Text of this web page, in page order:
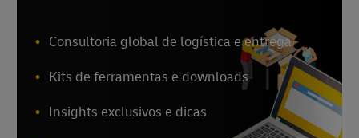
Consultoria global de logística e entrega
Kits de ferramentas e downloads
Insights exclusivos e dicas